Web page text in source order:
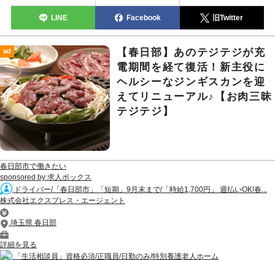
LINE Facebook 旧Twitter
ad
【春日部】あのテジテジが充
電期間を経て復活！新主役に
ヘルシーなジンギスカンを迎
えてリニューアル♪【お肉三昧
テジテジ】
春日部市で働きたい
sponsored by 求人ボックス
ドライバー/「春日部市」「短期」9月末まで/「時給1,700円」 週払いOK!春...
株式会社エクスプレス・エージェント
埼玉県 春日部
詳細を見る
「生活相談員」資格必須/正職員/日勤のみ/特別養護老人ホーム